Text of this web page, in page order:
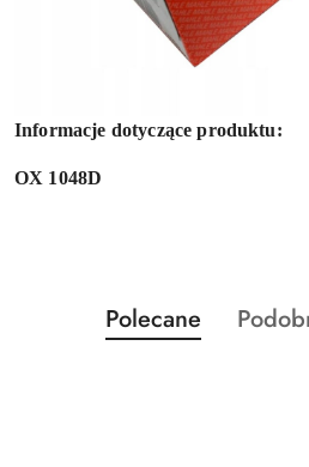
Informacje dotyczące produktu:
OX 1048D
Pomiń karuzelę produktów
Produkty
o
Polecane